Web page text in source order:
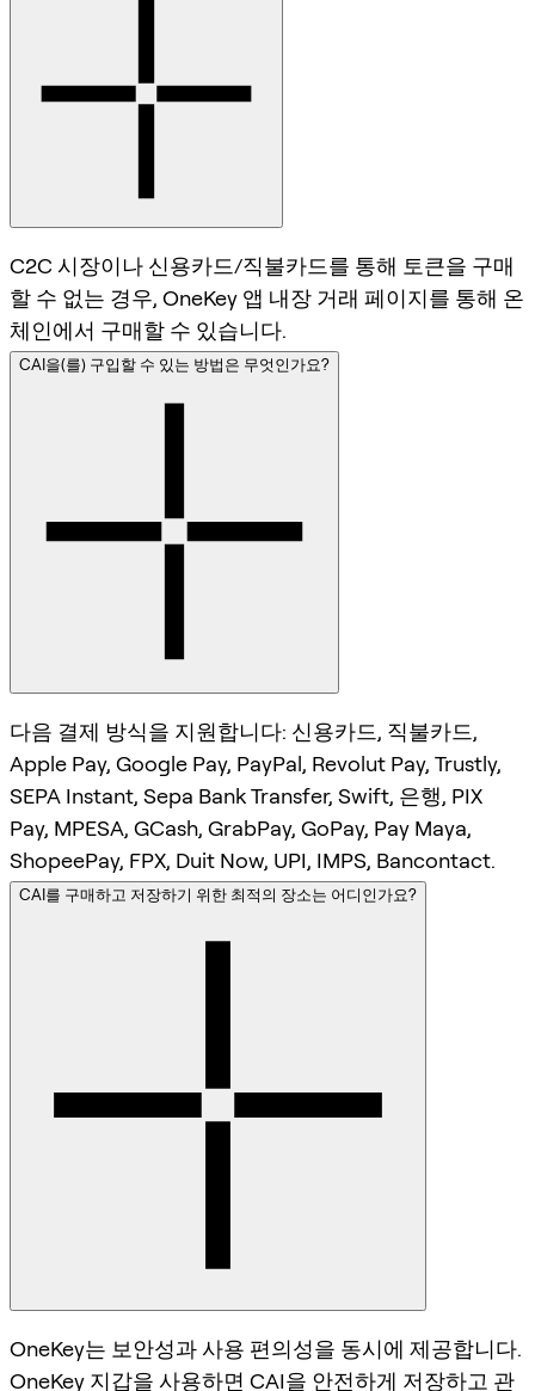
C2C 시장이나 신용카드/직불카드를 통해 토큰을 구매
할 수 없는 경우, OneKey 앱 내장 거래 페이지를 통해 온
체인에서 구매할 수 있습니다.
CAI을(를) 구입할 수 있는 방법은 무엇인가요?
다음 결제 방식을 지원합니다: 신용카드, 직불카드,
Apple Pay, Google Pay, PayPal, Revolut Pay, Trustly,
SEPA Instant, Sepa Bank Transfer, Swift, 은행, PIX
Pay, MPESA, GCash, GrabPay, GoPay, Pay Maya,
ShopeePay, FPX, Duit Now, UPI, IMPS, Bancontact.
CAI를 구매하고 저장하기 위한 최적의 장소는 어디인가요?
OneKey는 보안성과 사용 편의성을 동시에 제공합니다.
OneKey 지갑을 사용하면 CAI을 안전하게 저장하고 관